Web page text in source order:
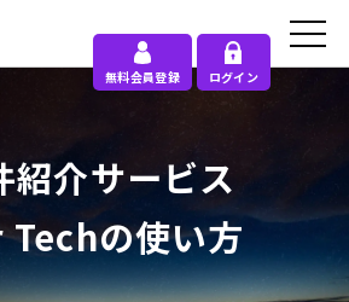
無料会員登録 ログイン
の使い方